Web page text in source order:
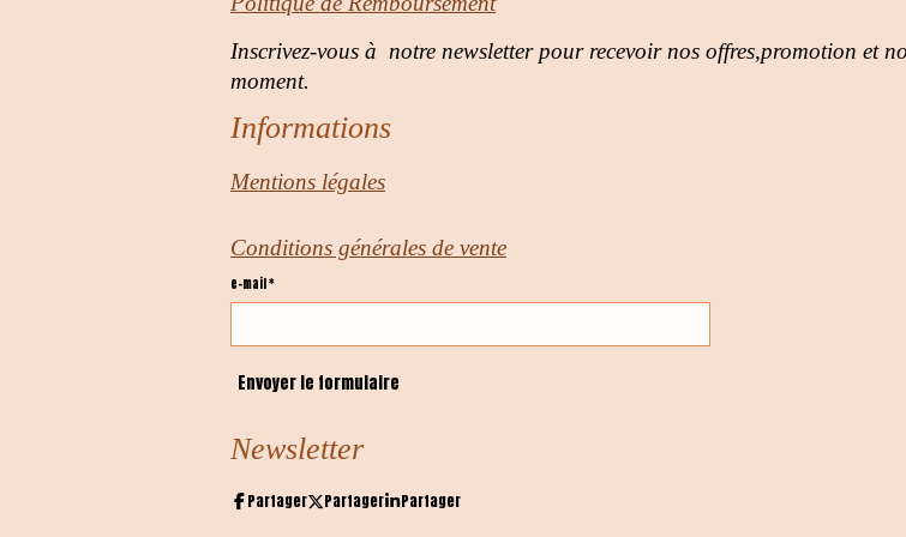
Inscrivez-vous à notre newsletter pour recevoir nos offres,promotion et
moment.
Informations
Mentions légales
Conditions générales de vente
e-mail *
Envoyer le formulaire
Newsletter
Partager Partager Partager